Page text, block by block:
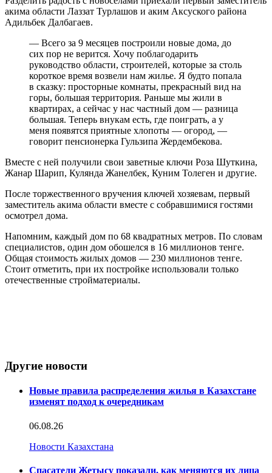
акима области Лаззат Турлашов и аким Аксуского района
Адильбек Далбагаев.
— Всего за 9 месяцев построили новые дома, до
сих пор не верится. Хочу поблагодарить
руководство области, строителей, которые за столь
короткое время возвели нам жилье. Я будто попала
в сказку: просторные комнаты, прекрасный вид на
горы, большая территория. Раньше мы жили в
квартирах, а сейчас у нас частный дом — разница
большая. Теперь внукам есть, где поиграть, а у
меня появятся приятные хлопоты — огород, —
говорит пенсионерка Гульзипа Жердембекова.
Вместе с ней получили свои заветные ключи Роза Шуткина,
Жанар Шарип, Кулянда Жанелбек, Куним Толеген и другие.
После торжественного вручения ключей хозяевам, первый
заместитель акима области вместе с собравшимися гостями
осмотрел дома.
Напомним, каждый дом по 68 квадратных метров. По словам
специалистов, один дом обошелся в 16 миллионов тенге.
Общая стоимость жилых домов — 230 миллионов тенге.
Стоит отметить, при их постройке использовали только
отечественные стройматериалы.
Другие новости
Новые правила распределения жилья в Казахстане
изменят подход к очередникам
06.08.26
Новости Казахстана
Спасатели Жетысу показали, как меняются их лица